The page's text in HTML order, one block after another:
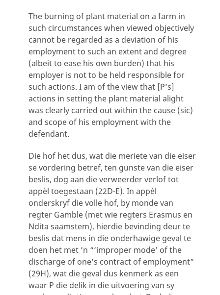
The burning of plant material on a farm in
such circumstances when viewed objectively
cannot be regarded as a deviation of his
employment to such an extent and degree
(albeit to ease his own burden) that his
employer is not to be held responsible for
such actions. I am of the view that [P’s]
actions in setting the plant material alight
was clearly carried out within the cause (sic)
and scope of his employment with the
defendant.
Die hof het dus, wat die meriete van die eiser
se vordering betref, ten gunste van die eiser
beslis, dog aan die verweerder verlof tot
appèl toegestaan (22D-E). In appèl
onderskryf die volle hof, by monde van
regter Gamble (met wie regters Erasmus en
Ndita saamstem), hierdie bevinding deur te
beslis dat mens in die onderhawige geval te
doen het met ’n “‘improper mode’ of the
discharge of one’s contract of employment”
(29H), wat die geval dus kenmerk as een
waar P die delik in die uitvoering van sy